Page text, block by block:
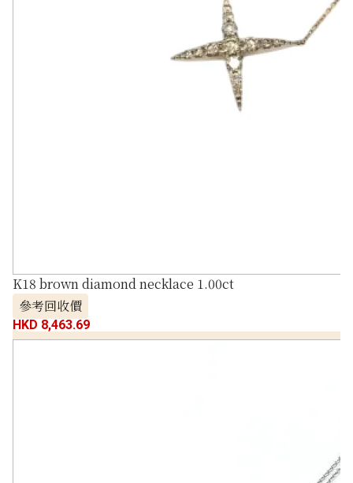
K18 brown diamond necklace 1.00ct
參考回收價
HKD 8,463.69